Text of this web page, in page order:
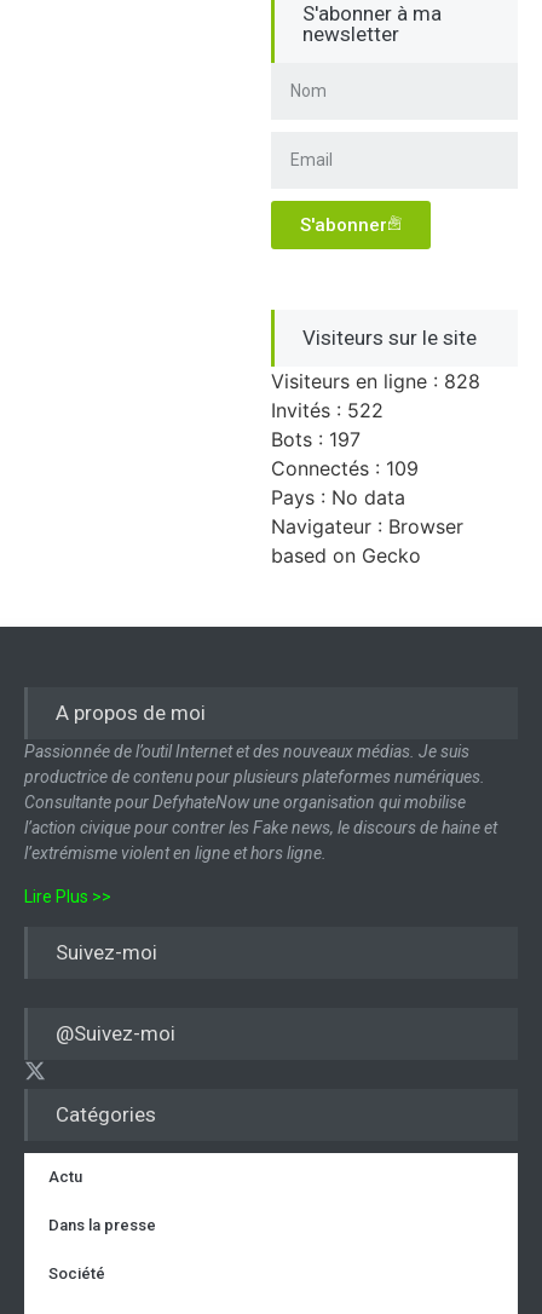
S'abonner à ma
newsletter
S'abonner
Visiteurs sur le site
Visiteurs en ligne : 828
Invités : 522
Bots : 197
Connectés : 109
Pays : No data
Navigateur : Browser
based on Gecko
Catégories
Actu
Dans la presse
Société
A propos de moi
Passionnée de l’outil Internet et des nouveaux médias. Je suis
productrice de contenu pour plusieurs plateformes numériques.
Consultante pour DefyhateNow une organisation qui mobilise
l’action civique pour contrer les Fake news, le discours de haine et
l’extrémisme violent en ligne et hors ligne.
Lire Plus >>
Suivez-moi
@Suivez-moi